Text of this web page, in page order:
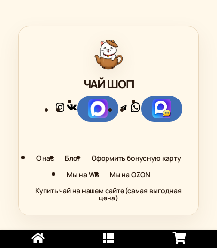
ЧАЙ ШОП
Instagram
ВКонтакте
Ссылка
Telegram
WhatsApp
Ссылка
О нас Блог
Оформить бонусную карту
Мы на WB
Мы на OZON
Купить чай на нашем сайте (самая выгодная
цена)